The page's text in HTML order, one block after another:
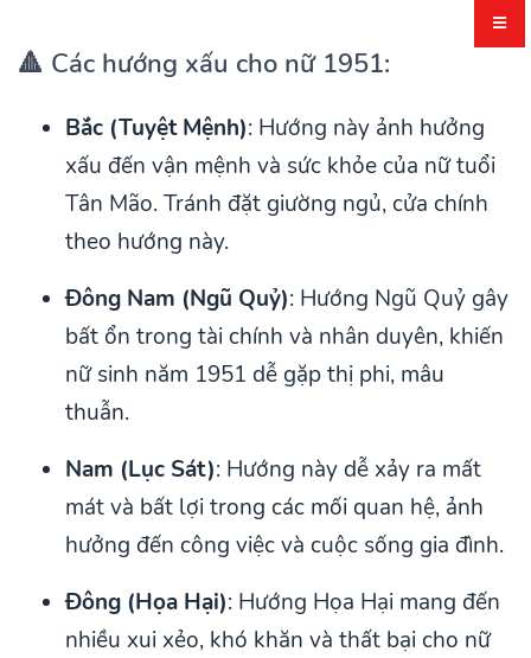
🔺 Các hướng xấu cho nữ 1951:
Bắc (Tuyệt Mệnh): Hướng này ảnh hưởng
xấu đến vận mệnh và sức khỏe của nữ tuổi
Tân Mão. Tránh đặt giường ngủ, cửa chính
theo hướng này.
Đông Nam (Ngũ Quỷ): Hướng Ngũ Quỷ gây
bất ổn trong tài chính và nhân duyên, khiến
nữ sinh năm 1951 dễ gặp thị phi, mâu
thuẫn.
Nam (Lục Sát): Hướng này dễ xảy ra mất
mát và bất lợi trong các mối quan hệ, ảnh
hưởng đến công việc và cuộc sống gia đình.
Đông (Họa Hại): Hướng Họa Hại mang đến
nhiều xui xẻo, khó khăn và thất bại cho nữ